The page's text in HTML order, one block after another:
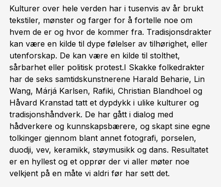
Kulturer over hele verden har i tusenvis av år brukt
tekstiler, mønster og farger for å fortelle noe om
hvem de er og hvor de kommer fra. Tradisjonsdrakter
kan være en kilde til dype følelser av tilhørighet, eller
utenforskap. De kan være en kilde til stolthet,
sårbarhet eller politisk protest.I Skakke folkedrakter
har de seks samtidskunstnerene Harald Beharie, Lin
Wang, Márjá Karlsen, Rafiki, Christian Blandhoel og
Håvard Kranstad tatt et dypdykk i ulike kulturer og
tradisjonshåndverk. De har gått i dialog med
hådverkere og kunnskapsbærere, og skapt sine egne
tolkinger gjennom blant annet fotografi, porselen,
duodji, vev, keramikk, støymusikk og dans. Resultatet
er en hyllest og et opprør der vi aller møter noe
velkjent på en måte vi aldri før har sett det.